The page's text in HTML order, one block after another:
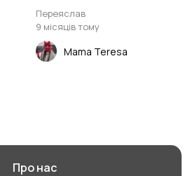
Переяслав
9 місяців тому
Mama Teresa
Про нас